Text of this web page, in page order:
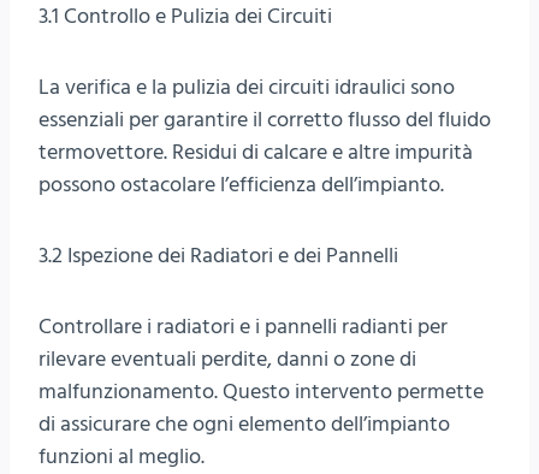
3.1 Controllo e Pulizia dei Circuiti
La verifica e la pulizia dei circuiti idraulici sono
essenziali per garantire il corretto flusso del fluido
termovettore. Residui di calcare e altre impurità
possono ostacolare l’efficienza dell’impianto.
3.2 Ispezione dei Radiatori e dei Pannelli
Controllare i radiatori e i pannelli radianti per
rilevare eventuali perdite, danni o zone di
malfunzionamento. Questo intervento permette
di assicurare che ogni elemento dell’impianto
funzioni al meglio.